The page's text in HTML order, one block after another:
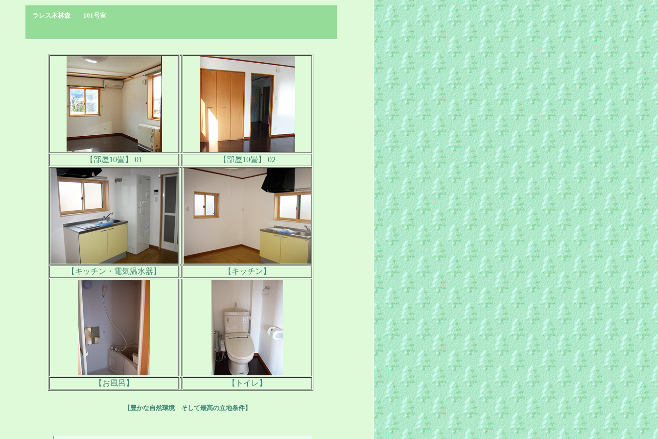
ラレス木林森 101号室
【豊かな自然環境 そして最高の立地条件】
【部屋10畳】 01 【部屋10畳】 02
【キッチン・電気温水器】 【キッチン】
【お風呂】 【トイレ】